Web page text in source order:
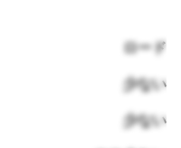
ロード
少ない
少ない